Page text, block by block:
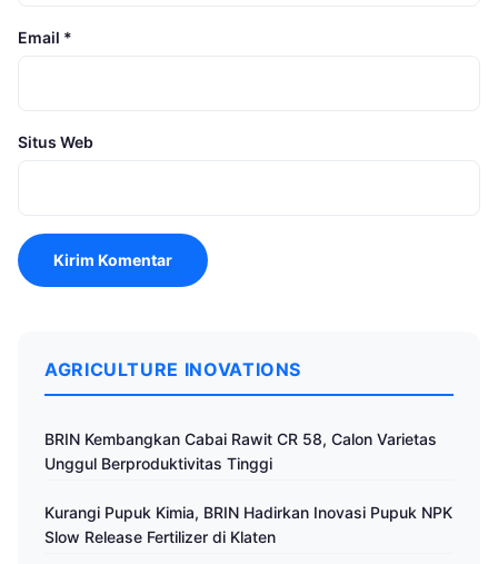
Email *
Situs Web
AGRICULTURE INOVATIONS
BRIN Kembangkan Cabai Rawit CR 58, Calon Varietas
Unggul Berproduktivitas Tinggi
Kurangi Pupuk Kimia, BRIN Hadirkan Inovasi Pupuk NPK
Slow Release Fertilizer di Klaten